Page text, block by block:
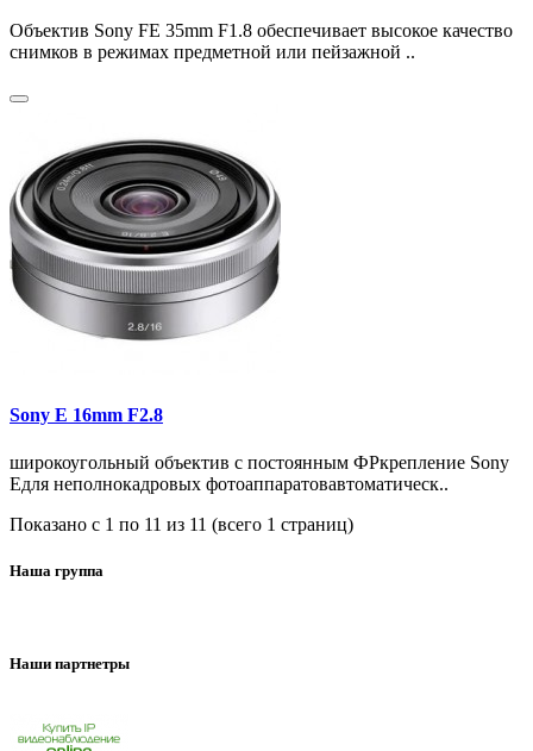
Объектив Sony FE 35mm F1.8 обеспечивает высокое качество
снимков в режимах предметной или пейзажной ..
Sony E 16mm F2.8
широкоугольный объектив с постоянным ФРкрепление Sony
Eдля неполнокадровых фотоаппаратовавтоматическ..
Показано с 1 по 11 из 11 (всего 1 страниц)
Наша группа
Наши партнетры